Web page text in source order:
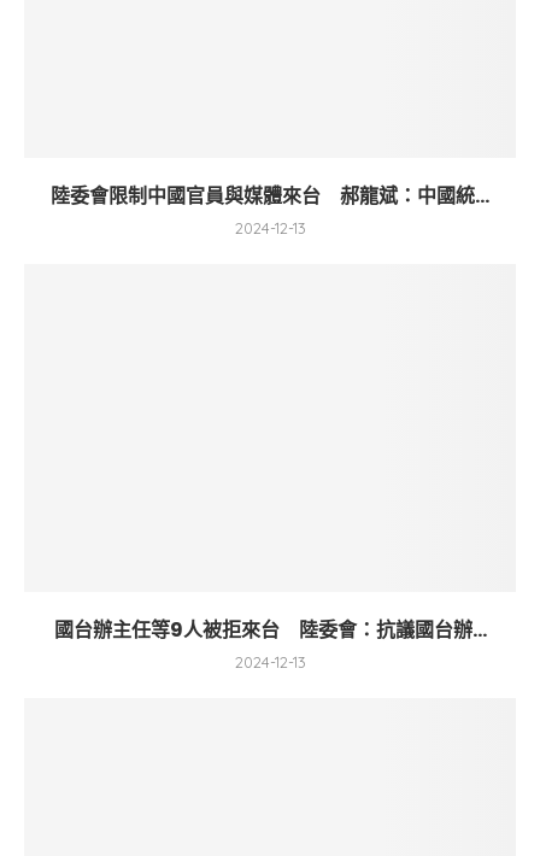
陸委會限制中國官員與媒體來台 郝龍斌：中國統...
2024-12-13
國台辦主任等9人被拒來台 陸委會：抗議國台辦...
2024-12-13